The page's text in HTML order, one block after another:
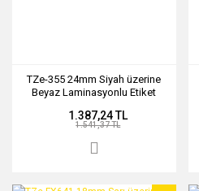
TZe-355 24mm Siyah üzerine
Beyaz Laminasyonlu Etiket
1.387,24 TL
1.541,37 TL